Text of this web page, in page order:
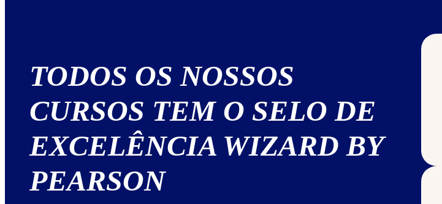
TODOS OS NOSSOS
CURSOS TEM O SELO DE
EXCELÊNCIA WIZARD BY
PEARSON